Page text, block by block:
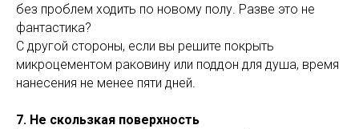
без проблем ходить по новому полу. Разве это не
фантастика?
С другой стороны, если вы решите покрыть
микроцементом раковину или поддон для душа, время
нанесения не менее пяти дней.
7. Не скользкая поверхность